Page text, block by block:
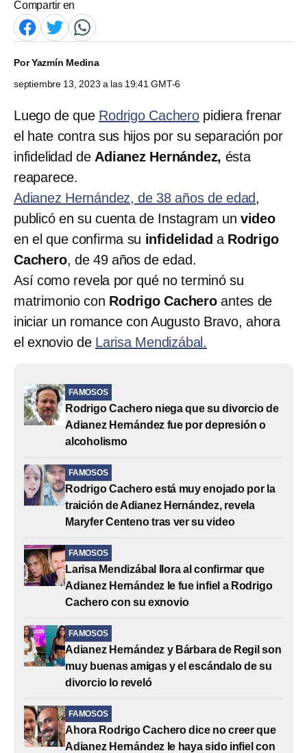
Compartir en
PorYazmín Medina
septiembre 13, 2023 a las 19:41 GMT-6
Luego de que Rodrigo Cacheropidiera frenar
el hate contra sus hijos por su separación por
infidelidad de Adianez Hernández, ésta
reaparece.
Adianez Hernández, de 38 años de edad,
publicó en su cuenta de Instagram un video
en el que confirma su infidelidad a Rodrigo
Cachero, de 49 años de edad.
Así como revela por qué no terminó su
matrimonio con Rodrigo Cacheroantes de
iniciar un romance con Augusto Bravo, ahora
el exnovio de Larisa Mendizábal.
FAMOSOS
Rodrigo Cachero niega que su divorcio de
Adianez Hernández fue por depresión o
alcoholismo
FAMOSOS
Rodrigo Cachero está muy enojado por la
traición de Adianez Hernández, revela
Maryfer Centeno tras ver su video
FAMOSOS
Larisa Mendizábal llora al confirmar que
Adianez Hernández le fue infiel a Rodrigo
Cachero con su exnovio
FAMOSOS
Adianez Hernández y Bárbara de Regil son
muy buenas amigas y el escándalo de su
divorcio lo reveló
FAMOSOS
Ahora Rodrigo Cachero dice no creer que
Adianez Hernández le haya sido infiel con